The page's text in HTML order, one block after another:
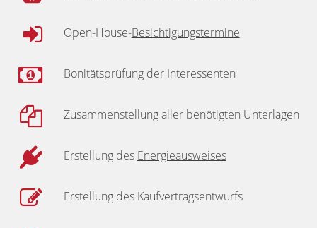
Open-House-Besichtigungstermine
Bonitätsprüfung der Interessenten
Zusammenstellung aller benötigten Unterlagen
Erstellung des Energieausweises
Erstellung des Kaufvertragsentwurfs